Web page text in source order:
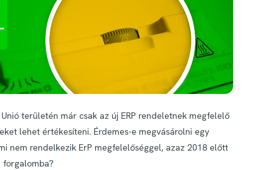
területén már csak az új ERP rendeletnek megfelelő
lehet értékesíteni. Érdemes-e megvásárolni egy
nem rendelkezik ErP megfelelőséggel, azaz 2018 előtt